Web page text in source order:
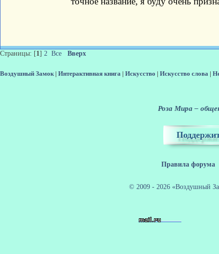
Страницы: [1] 2 Все Вверх
Воздушный Замок| Интерактивная книга Искусство Искусство слова
Роза Мира –
Правила форума
© 2009 - 2026 «Воздушный